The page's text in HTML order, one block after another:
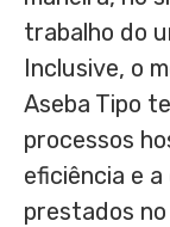
trabalho do
Inclusive, o
Aseba Tipo
processos
eficiência e
prestados no